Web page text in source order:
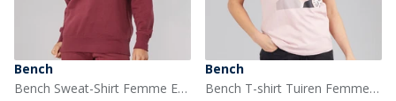
Bench
Bench Sweat-Shirt Femme Ercie Bourgogne
Bench
Bench T-shirt Tuiren Femme rose Clair